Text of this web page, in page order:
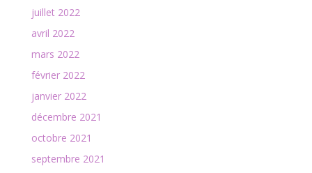
juillet 2022
avril 2022
mars 2022
février 2022
janvier 2022
décembre 2021
octobre 2021
septembre 2021